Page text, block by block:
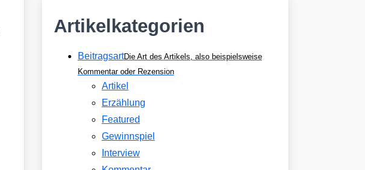
Artikelkategorien
BeitragsartDie Art des Artikels, also beispielsweise
Kommentar oder Rezension
Artikel
Erzählung
Featured
Gewinnspiel
Interview